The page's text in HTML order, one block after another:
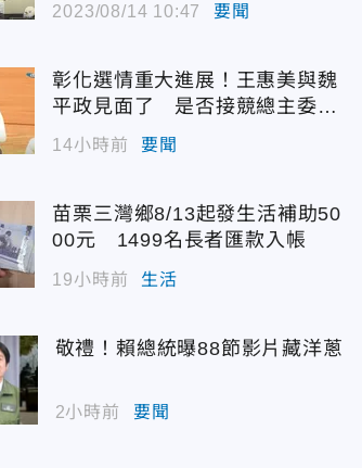
2023/08/14 10:47 要聞
彰化選情重大進展！王惠美與魏
平政見面了 是否接競總主委態
度曝光
14小時前 要聞
苗栗三灣鄉8/13起發生活補助50
00元 1499名長者匯款入帳
19小時前 生活
敬禮！賴總統曝88節影片藏洋蔥
2小時前 要聞